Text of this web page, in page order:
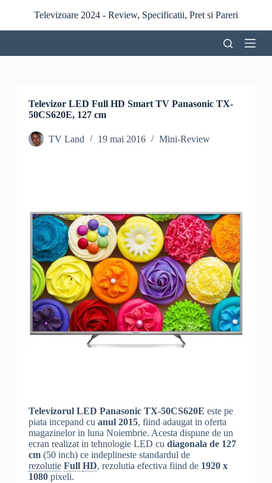
r
l
Televizoare 2024 - Review, Specificatii, Pret si Pareri
Televizor LED Full HD Smart TV Panasonic TX-
50CS620E, 127 cm
TV Land 19 mai 2016 Mini-Review
Televizorul LED Panasonic TX-50CS620E este pe
piata incepand cu anul 2015, fiind adaugat in oferta
magazinelor in luna Noiembrie. Acesta dispune de un
ecran realizat in tehnologie LED cu diagonala de 127
cm(50 inch) ce indeplineste standardul de
rezolutie Full HD, rezolutia efectiva fiind de 1920 x
1080pixeli.